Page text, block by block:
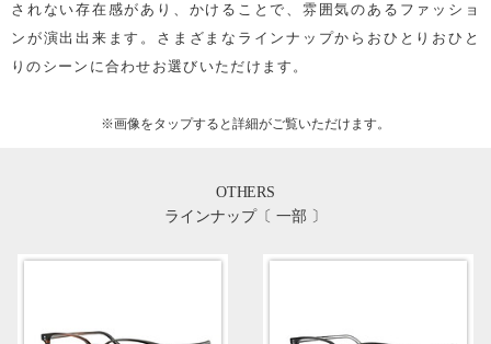
されない存在感があり、かけることで、雰囲気のあるファッショ
ンが演出出来ます。さまざまなラインナップからおひとりおひと
りのシーンに合わせお選びいただけます。
※画像をタップすると詳細がご覧いただけます。
OTHERS
ラインナップ〔 一部 〕